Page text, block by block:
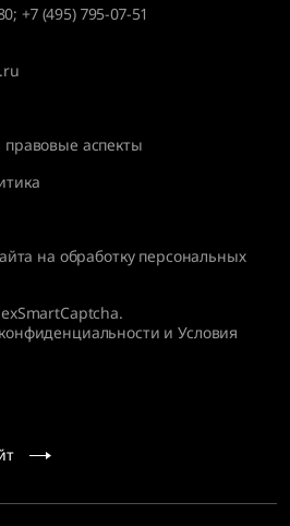
; +7 (495) 795-07-51
аспекты
на обработку персональных
иУсловия